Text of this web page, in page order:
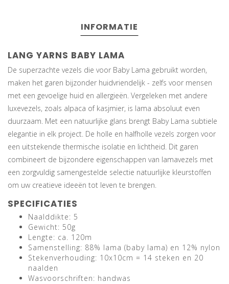
INFORMATIE
LANG YARNS BABY LAMA
De superzachte vezels die voor Baby Lama gebruikt worden,
maken het garen bijzonder huidvriendelijk - zelfs voor mensen
met een gevoelige huid en allergieën. Vergeleken met andere
luxevezels, zoals alpaca of kasjmier, is lama absoluut even
duurzaam. Met een natuurlijke glans brengt Baby Lama subtiele
elegantie in elk project. De holle en halfholle vezels zorgen voor
een uitstekende thermische isolatie en lichtheid. Dit garen
combineert de bijzondere eigenschappen van lamavezels met
een zorgvuldig samengestelde selectie natuurlijke kleurstoffen
om uw creatieve ideeën tot leven te brengen.
SPECIFICATIES
Naalddikte: 5
Gewicht: 50g
Lengte: ca. 120m
Samenstelling: 88% lama (baby lama) en 12% nylon
Stekenverhouding: 10x10cm = 14 steken en 20
naalden
Wasvoorschriften: handwas